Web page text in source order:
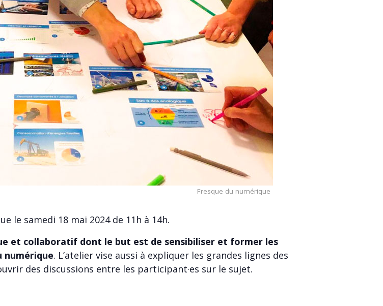
Fresque du numérique
le samedi 18 mai 2024 de 11h à 14h.
et collaboratif dont le but est de sensibiliser et former les
numérique. L’atelier vise aussi à expliquer les grandes lignes des
des discussions entre les participant·es sur le sujet.